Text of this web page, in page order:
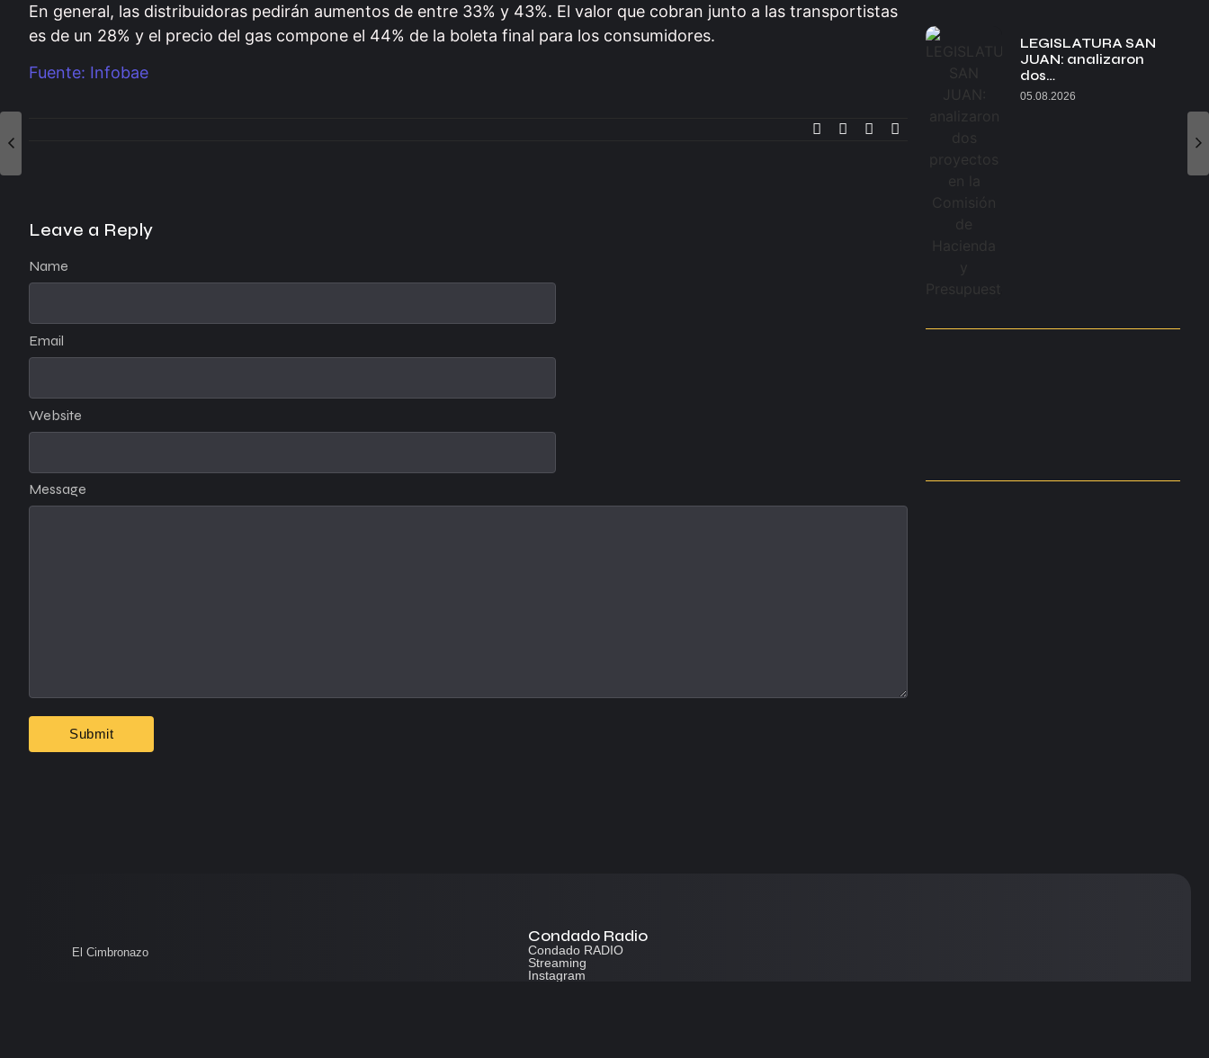
En general, las distribuidoras pedirán aumentos de entre 33% y 43%. El valor que cobran junto a las transportistas
es de un 28% y el precio del gas compone el 44% de la boleta final para los consumidores.
Fuente: Infobae
Leave a Reply
Message
Name
Email
Website
LEGISLATURA SAN
JUAN: analizaron
dos…
05.08.2026
El Cimbronazo
Condado Radio
Condado RADIO
Streaming
Instagram